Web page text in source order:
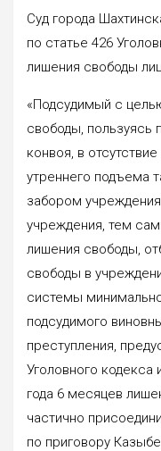
Суд города
по статье 426
лишения свободы
«Подсудимый с
свободы, пользуясь
конвоя, в
утреннего подъема
забором
учреждения, тем
лишения свободы,
свободы в
системы
подсудимого
преступления,
Уголовного кодекса
года 6 месяцев
частично
по приговору